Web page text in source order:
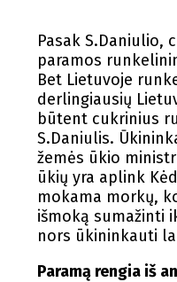
Pasak S.Daniulio,
paramos
Bet Lietuvoje
derlingiausių
būtent cukrinius
S.Daniulis.
žemės ūkio
ūkių yra aplink
mokama morkų,
išmoką sumažinti
nors ūkininkauti
Paramą rengia iš